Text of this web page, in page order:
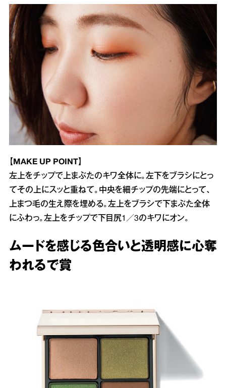
【MAKE UP POINT】
左上をチップで上まぶたのキワ全体に。左下をブラシにとっ
てその上にスッと重ねて。中央を細チップの先端にとって、
上まつ毛の生え際を埋める。左上をブラシで下まぶた全体
にふわっ。左上をチップで下目尻1／3のキワにオン。
ムードを感じる色合いと透明感に心奪
われるで賞